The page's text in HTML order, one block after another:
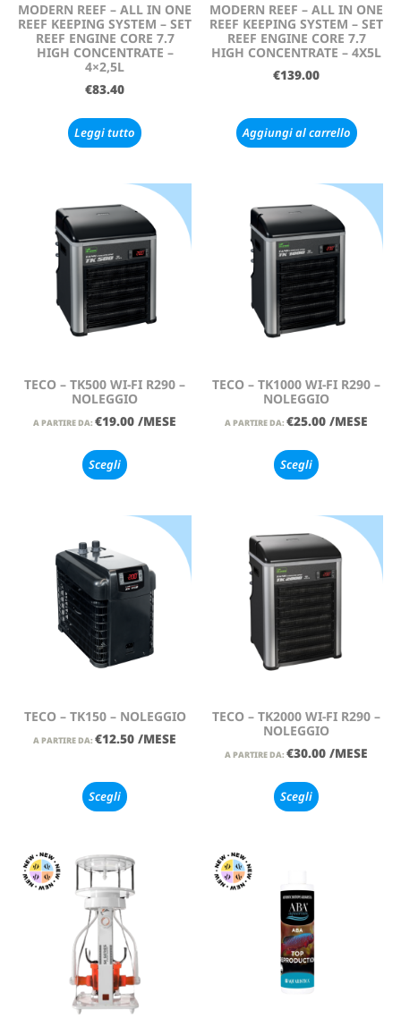
MODERN REEF – ALL IN ONE
REEF KEEPING SYSTEM – SET
REEF ENGINE CORE 7.7
HIGH CONCENTRATE –
4×2,5L
€83.40
Leggi tutto
MODERN REEF – ALL IN ONE
REEF KEEPING SYSTEM – SET
REEF ENGINE CORE 7.7
HIGH CONCENTRATE – 4X5L
€139.00
Aggiungi al carrello
TECO – TK500 WI-FI R290 –
NOLEGGIO
A PARTIRE DA: €19.00 /MESE
Scegli
TECO – TK1000 WI-FI R290 –
NOLEGGIO
A PARTIRE DA: €25.00 /MESE
Scegli
TECO – TK150 – NOLEGGIO
A PARTIRE DA: €12.50 /MESE
Scegli
TECO – TK2000 WI-FI R290 –
NOLEGGIO
A PARTIRE DA: €30.00 /MESE
Scegli